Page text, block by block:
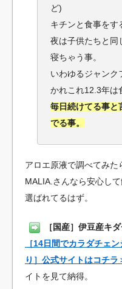
ど)
キチンと食事をす
夜は子供たちと同
寝ちゃう事。
いわゆるジャンク
かれこれ12.3年は
毎日続けてる事と
でる事。
アロエ原液で調べてみた
MALIA.さんなら安心し
選ばれてるはず。
［国産］伊豆産キ
［14日間でカラダチェ
り］公式サイトはコチラ
イトを見て納得。